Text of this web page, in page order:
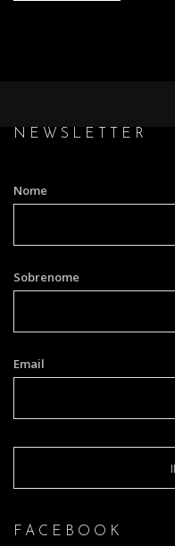
NEWSLETTER
Nome
Sobrenome
Email
FACEBOOK